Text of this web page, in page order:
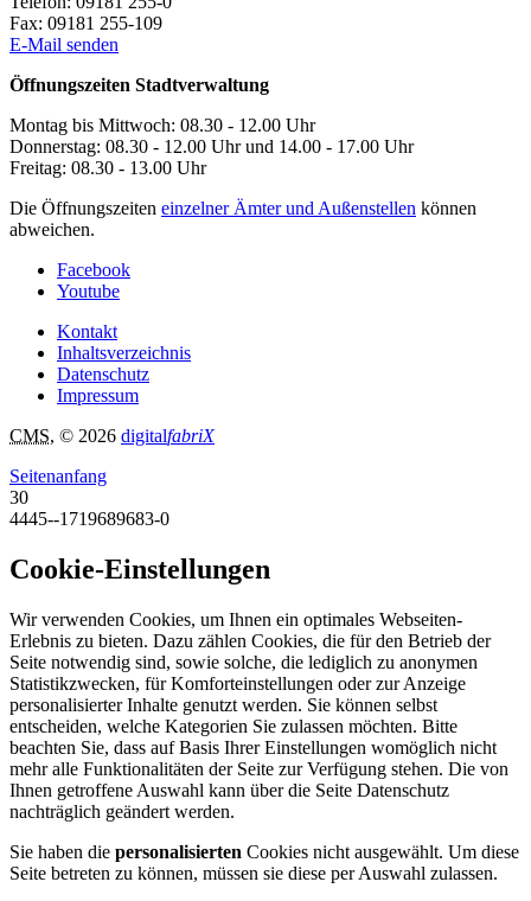
Fax: 09181 255-109
E-Mail senden
Öffnungszeiten Stadtverwaltung
Montag bis Mittwoch: 08.30 - 12.00 Uhr
Donnerstag: 08.30 - 12.00 Uhr und 14.00 - 17.00 Uhr
Freitag: 08.30 - 13.00 Uhr
Die Öffnungszeiten einzelner Ämter und Außenstellen können
abweichen.
Facebook
Youtube
Kontakt
Inhaltsverzeichnis
Datenschutz
Impressum
CMS, © 2026 digitalfabriX
Seitenanfang
30
4445--1719689683-0
Cookie-Einstellungen
Wir verwenden Cookies, um Ihnen ein optimales Webseiten-
Erlebnis zu bieten. Dazu zählen Cookies, die für den Betrieb der
Seite notwendig sind, sowie solche, die lediglich zu anonymen
Statistikzwecken, für Komforteinstellungen oder zur Anzeige
personalisierter Inhalte genutzt werden. Sie können selbst
entscheiden, welche Kategorien Sie zulassen möchten. Bitte
beachten Sie, dass auf Basis Ihrer Einstellungen womöglich nicht
mehr alle Funktionalitäten der Seite zur Verfügung stehen. Die von
Ihnen getroffene Auswahl kann über die Seite Datenschutz
nachträglich geändert werden.
Sie haben die personalisierten Cookies nicht ausgewählt. Um diese
Seite betreten zu können, müssen sie diese per Auswahl zulassen.